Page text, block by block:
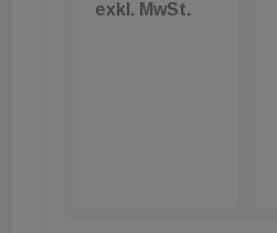
exkl. MwSt.